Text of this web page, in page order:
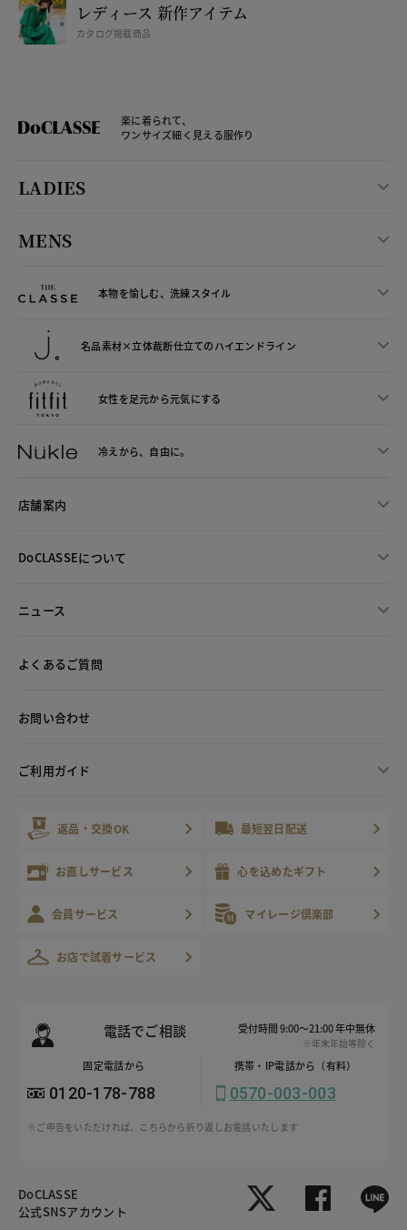
レディース 新作アイテム
カタログ掲載商品
楽に着られて、
ワンサイズ細く見える服作り
LADIES
MENS
本物を愉しむ、洗練スタイル
名品素材×立体裁断仕立てのハイエンドライン
女性を足元から元気にする
冷えから、 自由に。
店舗案内
DoCLASSEについて
ニュース
よくあるご質問
お問い合わせ
ご利用ガイド
返品・交換OK 最短翌日配送
お直しサービス 心を込めたギフト
会員サービス マイレージ倶楽部
お店で試着サービス
電話でご相談 受付時間 9:00～21:00 年中無休
※年末年始等除く
固定電話から
0120-178-788
携帯・IP電話から（有料）
0570-003-003
※ご申告をいただければ、こちらから折り返しお電話いたします
DoCLASSE
公式SNSアカウント